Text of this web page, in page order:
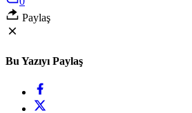
Paylaş
Bu Yazıyı Paylaş